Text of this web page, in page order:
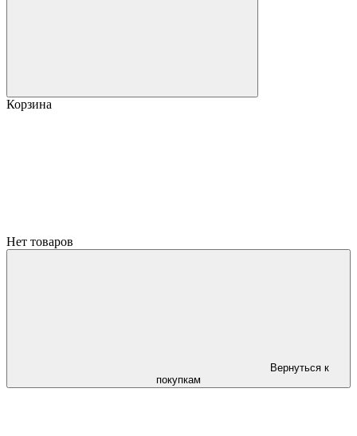
Корзина
Нет товаров
Вернуться к
покупкам